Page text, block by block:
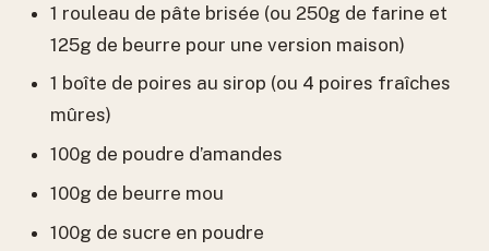
1 rouleau de pâte brisée (ou 250g de farine et
125g de beurre pour une version maison)
1 boîte de poires au sirop (ou 4 poires fraîches
mûres)
100g de poudre d’amandes
100g de beurre mou
100g de sucre en poudre